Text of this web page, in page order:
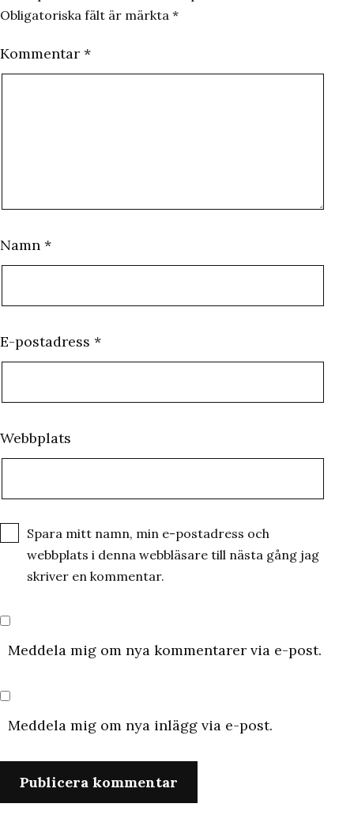
Obligatoriska fält är märkta *
Kommentar *
Namn *
E-postadress *
Webbplats
Spara mitt namn, min e-postadress och
webbplats i denna webbläsare till nästa gång jag
skriver en kommentar.
Meddela mig om nya kommentarer via e-post.
Meddela mig om nya inlägg via e-post.